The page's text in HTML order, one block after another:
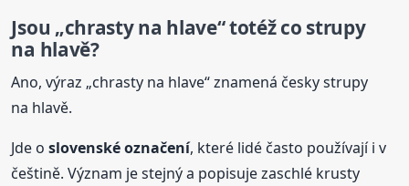
Jsou „chrasty na hlave“ totéž co strupy
na hlavě?
Ano, výraz „chrasty na hlave“ znamená česky strupy
na hlavě.
Jde oslovenské označení, které lidé často používají i v
češtině. Význam je stejný a popisuje zaschlé krusty